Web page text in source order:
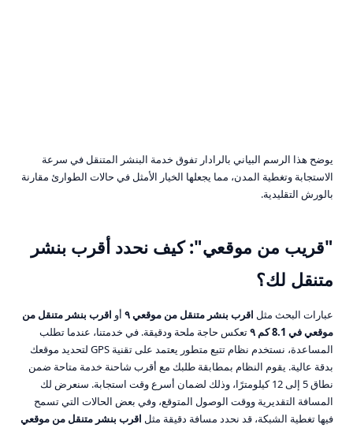
يوضح هذا الرسم البياني بالرادار تفوق خدمة البنشر المتنقل في سرعة
الاستجابة وتغطية المدن، مما يجعلها الخيار الأمثل في حالات الطوارئ مقارنة
بالورش التقليدية.
"قريب من موقعي": كيف نحدد أقرب بنشر
متنقل لك؟
عبارات البحث مثل اقرب بنشر متنقل من موقعي ٩ أو اقرب بنشر متنقل من
موقعي في 8.1 كم ٩
تعكس حاجة ملحة ودقيقة. في خدمتنا، عندما تطلب
المساعدة، نستخدم نظام تتبع متطور يعتمد على تقنية GPS لتحديد موقعك
بدقة عالية. يقوم النظام بمطابقة طلبك مع أقرب شاحنة خدمة متاحة ضمن
نطاق 5 إلى 12 كيلومترًا، وذلك لضمان أسرع وقت استجابة. سنعرض لك
المسافة التقديرية ووقت الوصول المتوقع، وفي بعض الحالات التي تسمح
فيها تغطية الشبكة، قد نحدد مسافة دقيقة مثل اقرب بنشر متنقل من موقعي